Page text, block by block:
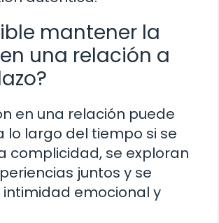
mantener la
una relación a
en una relación puede
lo largo del tiempo si se
complicidad, se exploran
juntos y se
intimidad emocional y